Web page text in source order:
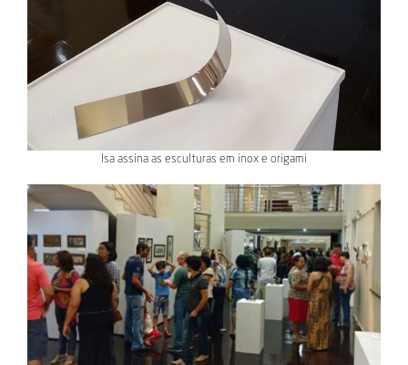
Isa assina as esculturas em inox e origami